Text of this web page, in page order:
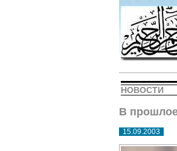
НОВОСТИ
В
15.09.2003